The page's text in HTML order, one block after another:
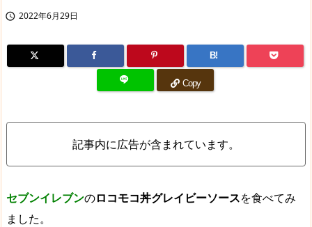
 2022年6月29日
B!
Copy
記事内に広告が含まれています。
セブンイレブンのロコモコ丼グレイビーソースを食べてみ
ました。